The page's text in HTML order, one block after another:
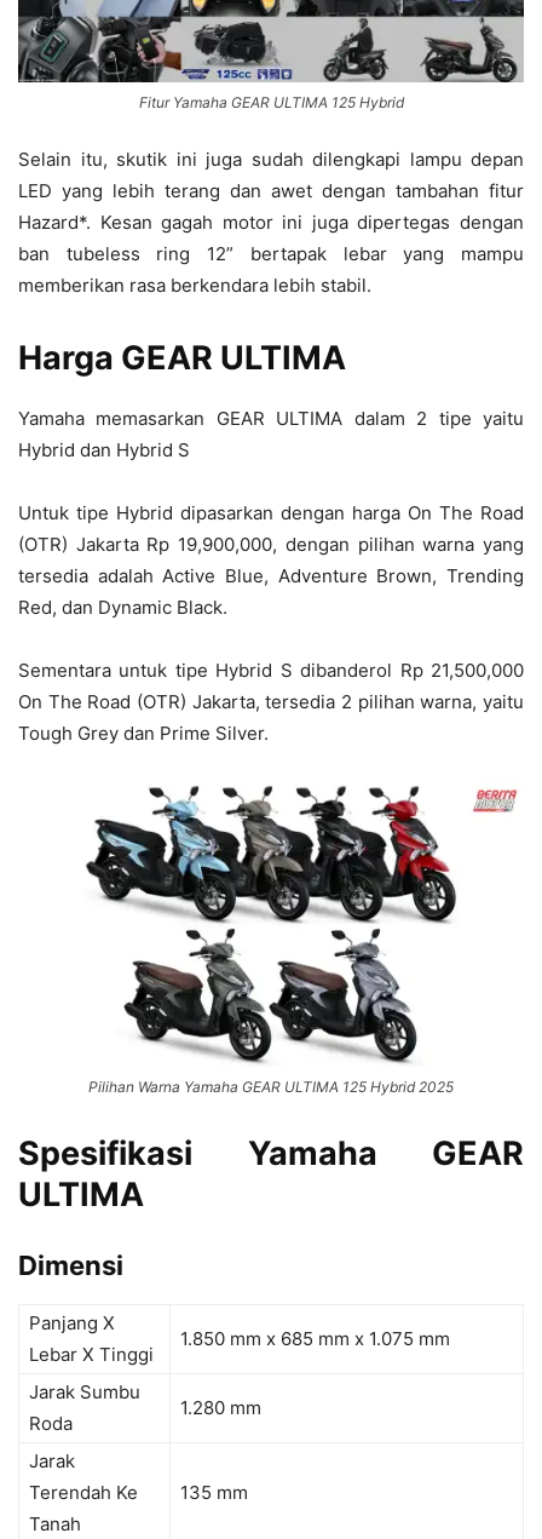
Fitur Yamaha GEAR ULTIMA 125 Hybrid
Selain itu, skutik ini juga sudah dilengkapi lampu depan
LED yang lebih terang dan awet dengan tambahan fitur
Hazard*. Kesan gagah motor ini juga dipertegas dengan
ban tubeless ring 12” bertapak lebar yang mampu
memberikan rasa berkendara lebih stabil.
Harga GEAR ULTIMA
Yamaha memasarkan GEAR ULTIMA dalam 2 tipe yaitu
Hybrid dan Hybrid S
Untuk tipe Hybrid dipasarkan dengan harga On The Road
(OTR) Jakarta Rp 19,900,000, dengan pilihan warna yang
tersedia adalah Active Blue, Adventure Brown, Trending
Red, dan Dynamic Black.
Sementara untuk tipe Hybrid S dibanderol Rp 21,500,000
On The Road (OTR) Jakarta, tersedia 2 pilihan warna, yaitu
Tough Grey dan Prime Silver.
Pilihan Warna Yamaha GEAR ULTIMA 125 Hybrid 2025
Spesifikasi Yamaha GEAR
ULTIMA
Dimensi
Panjang X
Lebar X Tinggi
1.850 mm x 685 mm x 1.075 mm
Jarak Sumbu
Roda
1.280 mm
Jarak
Terendah Ke
Tanah
135 mm